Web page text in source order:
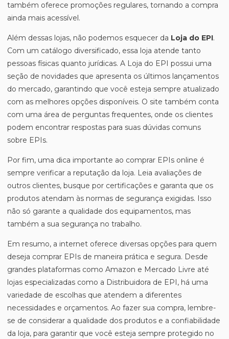
também oferece promoções regulares, tornando a compra
ainda mais acessível.
Além dessas lojas, não podemos esquecer da Loja do EPI.
Com um catálogo diversificado, essa loja atende tanto
pessoas físicas quanto jurídicas. A Loja do EPI possui uma
seção de novidades que apresenta os últimos lançamentos
do mercado, garantindo que você esteja sempre atualizado
com as melhores opções disponíveis. O site também conta
com uma área de perguntas frequentes, onde os clientes
podem encontrar respostas para suas dúvidas comuns
sobre EPIs.
Por fim, uma dica importante ao comprar EPIs online é
sempre verificar a reputação da loja. Leia avaliações de
outros clientes, busque por certificações e garanta que os
produtos atendam às normas de segurança exigidas. Isso
não só garante a qualidade dos equipamentos, mas
também a sua segurança no trabalho.
Em resumo, a internet oferece diversas opções para quem
deseja comprar EPIs de maneira prática e segura. Desde
grandes plataformas como Amazon e Mercado Livre até
lojas especializadas como a Distribuidora de EPI, há uma
variedade de escolhas que atendem a diferentes
necessidades e orçamentos. Ao fazer sua compra, lembre-
se de considerar a qualidade dos produtos e a confiabilidade
da loja, para garantir que você esteja sempre protegido no